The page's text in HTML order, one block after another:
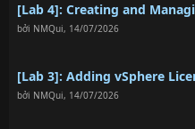
[Lab 4]: Creating and
bởi NMQui, 14/07/2026
[Lab 3]: Adding vSphere
bởi NMQui, 14/07/2026